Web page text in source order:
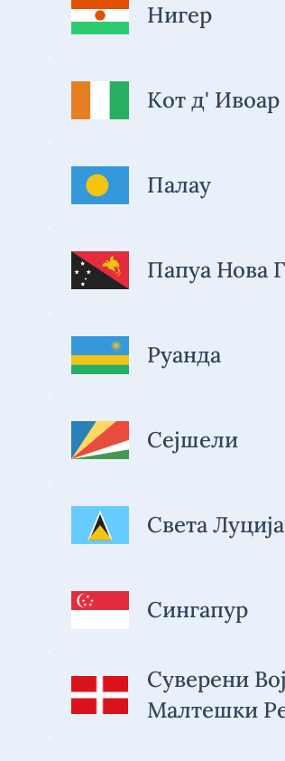
Нигер
Кот д' Ивоар
Палау
Папуа Нова
Руанда
Сејшели
Света Луција
Сингапур
Суверени
Малтешки